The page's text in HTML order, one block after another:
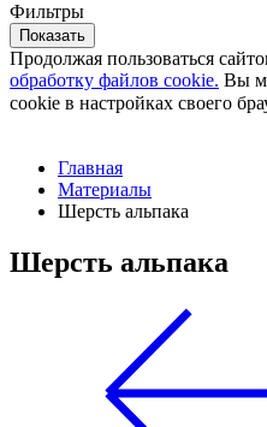
Фильтры
Показать
Продолжая пользоваться
обработку файлов cookie. Вы
cookie в настройках своего
Главная
Материалы
Шерсть альпака
Шерсть альпака